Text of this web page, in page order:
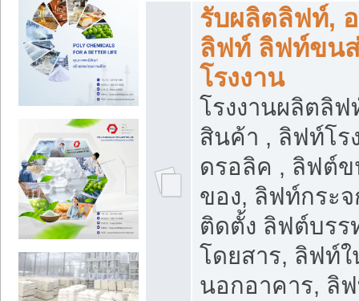
รับผลิตลิฟท์,
ลิฟท์ ลิฟท์ขน
โรงงาน
โรงงานผลิตลิ
สินค้า , ลิฟท์โร
ดรอลิค , ลิฟต์
ของ, ลิฟท์กระ
ติดตั้ง ลิฟต์บร
โดยสาร, ลิฟท์
นอกอาคาร, ลิ